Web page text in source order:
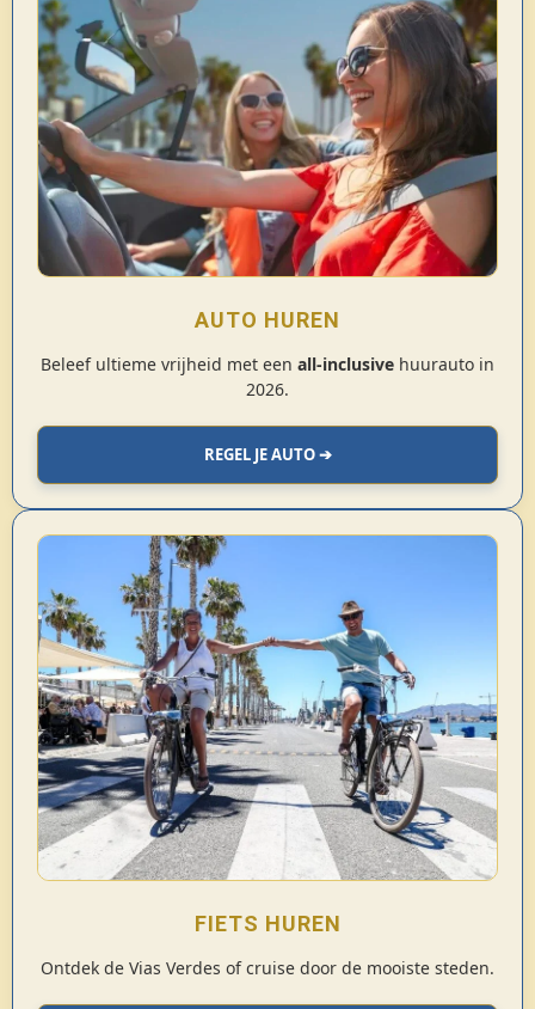
AUTO HUREN
Beleef ultieme vrijheid met een all-inclusive huurauto in
2026.
REGEL JE AUTO ➔
FIETS HUREN
Ontdek de Vias Verdes of cruise door de mooiste steden.